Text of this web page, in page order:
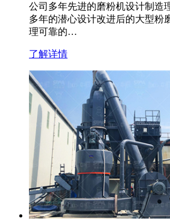
公司多年先进的磨粉机设计制造
多年的潜心设计改进后的大型粉
理可靠的…
了解详情